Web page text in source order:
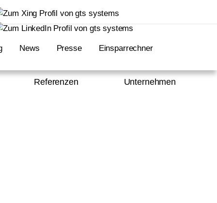
News Presse Einsparrechner
Referenzen Unternehmen